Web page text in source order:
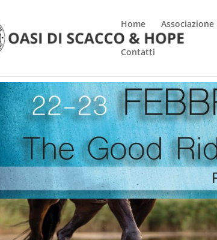
Home Associazione
Contatti